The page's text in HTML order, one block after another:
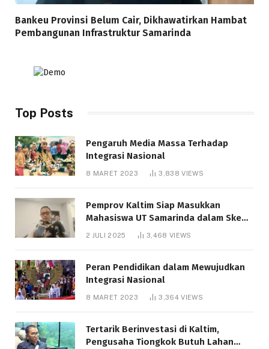
Bankeu Provinsi Belum Cair, Dikhawatirkan Hambat
Pembangunan Infrastruktur Samarinda
Top Posts
Pengaruh Media Massa Terhadap
Integrasi Nasional
8 MARET 2023 3,838VIEWS
Pemprov Kaltim Siap Masukkan
Mahasiswa UT Samarinda dalam Skema
Bantuan Pendidikan Gratispol
2 JULI 2025 3,468 VIEWS
Peran Pendidikan dalam Mewujudkan
Integrasi Nasional
8 MARET 2023 3,364VIEWS
Tertarik Berinvestasi di Kaltim,
Pengusaha Tiongkok Butuh Lahan